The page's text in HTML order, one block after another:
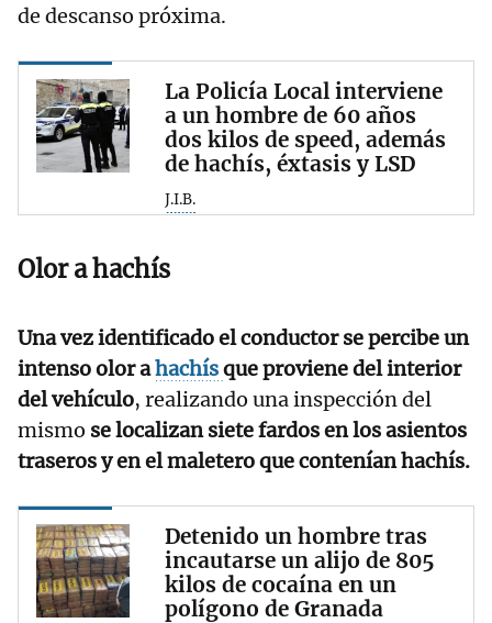
de descanso próxima.
La Policía Local interviene
a un hombre de 60 años
dos kilos de speed, además
de hachís, éxtasis y LSD
J.I.B.
Olor a hachís
Una vez identificado el conductor se percibe un
intenso olor ahachísque proviene del interior
del vehículo, realizando una inspección del
mismo se localizan siete fardos en los asientos
traseros y en el maletero que contenían hachís.
Detenido un hombre tras
incautarse un alijo de 805
kilos de cocaína en un
polígono de Granada